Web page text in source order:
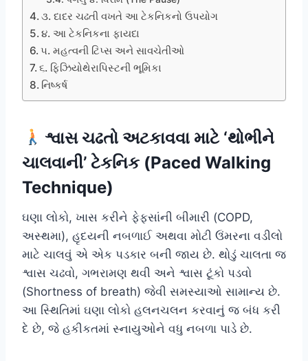
૩. દાદર ચઢતી વખતે આ ટેકનિકનો ઉપયોગ
૪. આ ટેકનિકના ફાયદા
૫. મહત્વની ટિપ્સ અને સાવચેતીઓ
૬. ફિઝિયોથેરાપિસ્ટની ભૂમિકા
નિષ્કર્ષ
શ્વાસ ચઢતો અટકાવવા માટે ‘થોભીને
ચાલવાની’ ટેકનિક (Paced Walking
Technique)
ઘણા લોકો, ખાસ કરીને ફેફસાંની બીમારી (COPD,
અસ્થમા), હૃદયની નબળાઈ અથવા મોટી ઉંમરના વડીલો
માટે ચાલવું એ એક પડકાર બની જાય છે. થોડું ચાલતા જ
શ્વાસ ચઢવો, ગભરામણ થવી અને શ્વાસ ટૂંકો પડવો
(Shortness of breath) જેવી સમસ્યાઓ સામાન્ય છે.
આ સ્થિતિમાં ઘણા લોકો હલનચલન કરવાનું જ બંધ કરી
દે છે, જે હકીકતમાં સ્નાયુઓને વધુ નબળા પાડે છે.